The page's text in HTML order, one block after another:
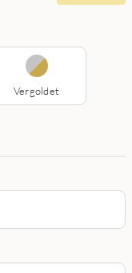
Vergoldet